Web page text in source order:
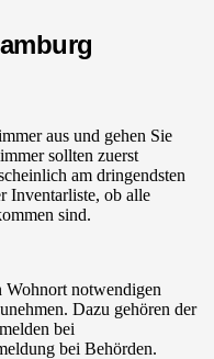
aus und gehen Sie
sollten zuerst
am dringendsten
Inventarliste, ob alle
sind.
Wohnort notwendigen
Dazu gehören der
bei
bei Behörden.